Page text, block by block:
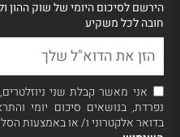
הירשם לסיכום היומי של שוק ההון
חובה לכל משקיע
אני מאשר קבלת שני
נפרדת, בנושאים סיכום יומי
בדואר אלקטרוני ו/ או באמצעות